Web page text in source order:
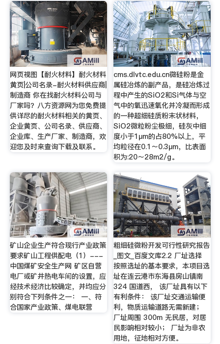
网页视图【耐火材料】耐火材料
黄页|公司名录-耐火材料供应商|
制造商 你在找耐火材料公司与
厂家吗？八方资源网为您免费提
供详尽的耐火材料相关的黄页、
企业黄页、公司名录、供应商、
企业库、生产厂家、制造商，欢
迎您及时来查询下载及联系。
cms.dlvtc.edu.cn微硅粉是金
属硅冶炼的副产品，是硅冶炼过
程中产生的SiO2和Si气体与空
气中的氧迅速氧化并冷凝而形成
的一种超细硅质粉末状材料，
SiO2微粒粉尘极细，硅灰中细
度小于1μm的占80%以上，平
均粒径在0.1～0.3μm，比表面
积为:20～28m2/g。
矿山企业生产符合现行产业政策
要求矿山工程供配电（1）---
中国煤矿安全生产网 矿区自营
电厂或矿井热电车间的设置，应
经技术经济比较确定，并均应分
别符合下列条件之一： 一、符
合国家产业政策、煤电联营
粗细硅微粉开发可行性研究报告
_图文_百度文库2.2 厂址选择
按照选址的基本要求，本项目选
址在连云港市东海县房山镇南
324 国道西， 该厂址具有以下
有利条件： 该厂址交通运输便
利，物质运输道路无需新建；
厂址周围 300m 无民居，对居
民影响相对较小； 厂址为非农
用地，征地相对方便。